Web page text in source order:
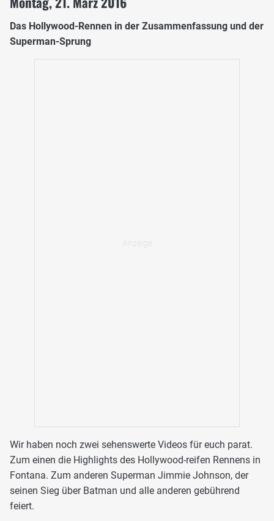
Das Hollywood-Rennen in der Zusammenfassung und der
Superman-Sprung
Wir haben noch zwei sehenswerte Videos für euch parat.
Zum einen die Highlights des Hollywood-reifen Rennens in
Fontana. Zum anderen Superman Jimmie Johnson, der
seinen Sieg über Batman und alle anderen gebührend
feiert.